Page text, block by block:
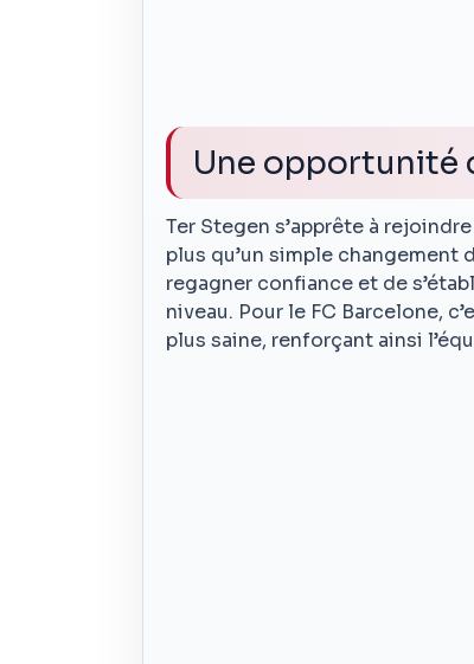
Une opportunité
Ter Stegen s’apprête à
plus qu’un simple changement
regagner confiance et de
niveau. Pour le FC Barcelone,
plus saine, renforçant ainsi